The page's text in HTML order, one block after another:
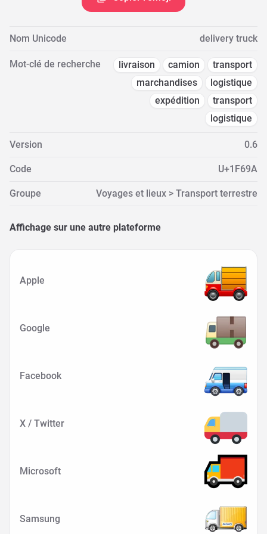
Nom Unicode delivery truck
Mot-clé de recherche livraison camion
transport
marchandises
logistique
expédition
transport
logistique
Version 0.6
Code U+1F69A
Groupe Voyages et lieux > Transport terrestre
Affichage sur une autre plateforme
Apple
Google
Facebook
X / Twitter
Microsoft
Samsung